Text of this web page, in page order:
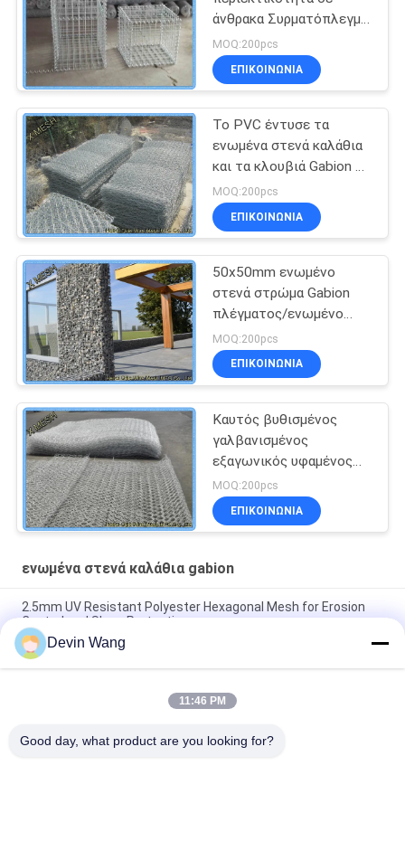
άνθρακα Συρματόπλεγμα
Συρμάτινα καλώδια
Gabion Καλάθια Τοίχος
συγκράτησης 1 X 1 X 1
MOQ:200pcs
ΕΠΙΚΟΙΝΩΝΊΑ
Το PVC έντυσε τα
ενωμένα στενά καλάθια
και τα κλουβιά Gabion με
AS/NZS 4671
υποχωρητικό
MOQ:200pcs
ΕΠΙΚΟΙΝΩΝΊΑ
50x50mm ενωμένο
στενά στρώμα Gabion
πλέγματος/ενωμένο
στενά κιβώτιο
κλουβιών Gabion
πέτρινο
MOQ:200pcs
ΕΠΙΚΟΙΝΩΝΊΑ
Καυτός βυθισμένος
γαλβανισμένος
εξαγωνικός υφαμένος
διπλός πλέγματος 8x10
Gabion χάλυβα που
στρίβεται
MOQ:200pcs
ΕΠΙΚΟΙΝΩΝΊΑ
ενωμένα στενά καλάθια gabion
2.5mm UV Resistant Polyester Hexagonal Mesh for Erosion
Control and Slope Protection
Gabion Net for Slope Protection, Hot-DIP Galvanized Steel Wire
Mesh
Низкоуглеродистая оцинкованная стальная проволочная
Devin Wang
11:46 PM
Good day, what product are you looking for?